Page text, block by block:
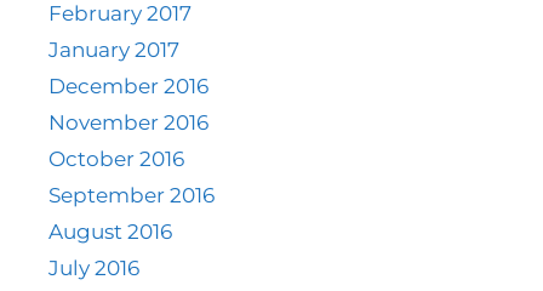
February 2017
January 2017
December 2016
November 2016
October 2016
September 2016
August 2016
July 2016